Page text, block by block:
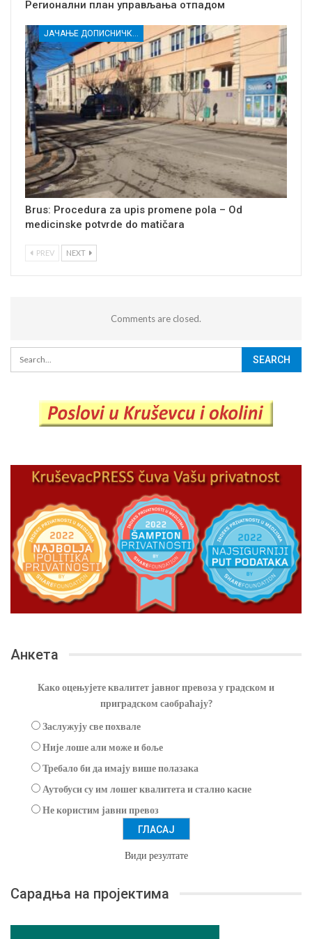
Регионални план управљања отпадом
ЈАЧАЊЕ ДОПИСНИЧКЕ МРЕЖЕ НЕЗАВИСНИХ МЕДИЈА У РАСИНСКОМ ОКРУГУ
Brus: Procedura za upis promene pola – Od
medicinske potvrde do matičara
PREV NEXT
Comments are closed.
Анкета
Како оцењујете квалитет јавног превоза у градском и
приградском саобраћају?
Заслужују све похвале
Није лоше али може и боље
Требало би да имају више полазака
Аутобуси су им лошег квалитета и стално касне
Не користим јавни превоз
Види резултате
Сарадња на пројектима